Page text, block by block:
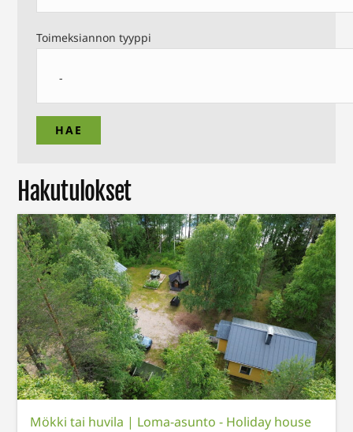
Toimeksiannon tyyppi
Hakutulokset
Mökki tai huvila | Loma-asunto - Holiday house